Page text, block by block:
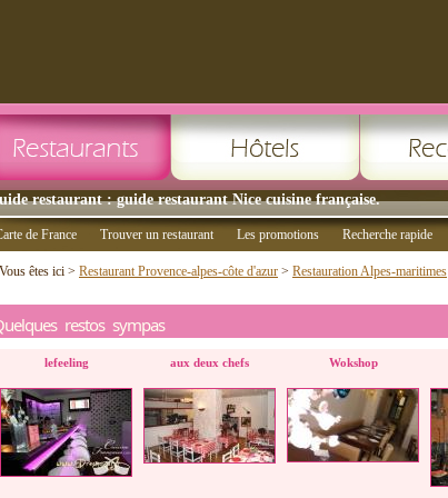
restaurant : guide restaurant Nice cuisine française.
de France Trouver un restaurant Les promotions Recherche rapide
Vous êtes ici > Restaurant Provence-alpes-côte d'azur > Restauration Alpes-maritimes
restos sympas
lefeeling aux deux chefs Wokshop